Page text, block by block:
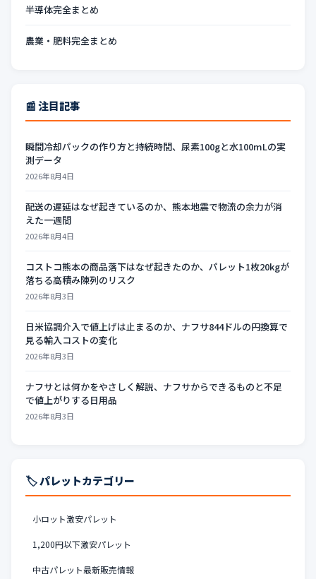
半導体完全まとめ
農業・肥料完全まとめ
📰 注目記事
瞬間冷却パックの作り方と持続時間、尿素100gと水100mLの実
測データ
2026年8月4日
配送の遅延はなぜ起きているのか、熊本地震で物流の余力が消
えた一週間
2026年8月4日
コストコ熊本の商品落下はなぜ起きたのか、パレット1枚20kgが
落ちる高積み陳列のリスク
2026年8月3日
日米協調介入で値上げは止まるのか、ナフサ844ドルの円換算で
見る輸入コストの変化
2026年8月3日
ナフサとは何かをやさしく解説、ナフサからできるものと不足
で値上がりする日用品
2026年8月3日
🏷️ パレットカテゴリー
小ロット激安パレット
1,200円以下激安パレット
中古パレット最新販売情報